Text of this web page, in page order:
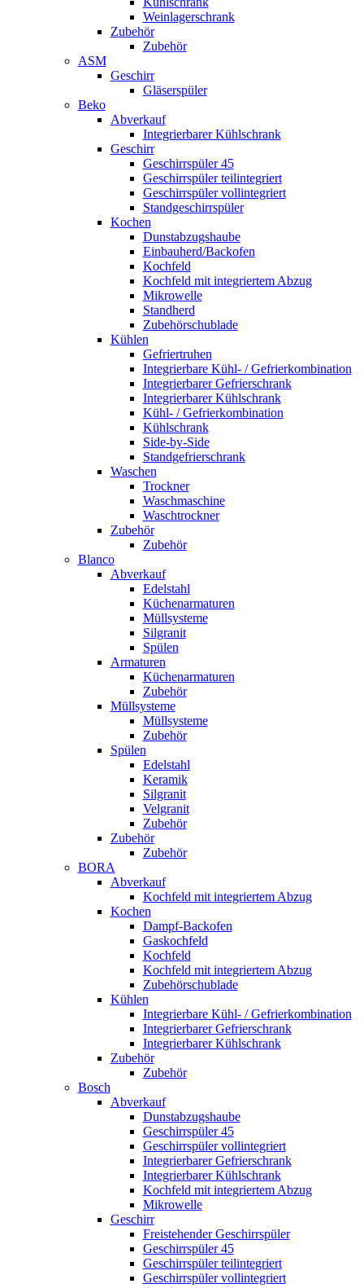
Weinlagerschrank
Zubehör
Zubehör
ASM
Geschirr
Gläserspüler
Beko
Abverkauf
Integrierbarer Kühlschrank
Geschirr
Geschirrspüler 45
Geschirrspüler teilintegriert
Geschirrspüler vollintegriert
Standgeschirrspüler
Kochen
Dunstabzugshaube
Einbauherd/Backofen
Kochfeld
Kochfeld mit integriertem Abzug
Mikrowelle
Standherd
Zubehörschublade
Kühlen
Gefriertruhen
Integrierbare Kühl- / Gefrierkombination
Integrierbarer Gefrierschrank
Integrierbarer Kühlschrank
Kühl- / Gefrierkombination
Kühlschrank
Side-by-Side
Standgefrierschrank
Waschen
Trockner
Waschmaschine
Waschtrockner
Zubehör
Zubehör
Blanco
Abverkauf
Edelstahl
Küchenarmaturen
Müllsysteme
Silgranit
Spülen
Armaturen
Küchenarmaturen
Zubehör
Müllsysteme
Müllsysteme
Zubehör
Spülen
Edelstahl
Keramik
Silgranit
Velgranit
Zubehör
Zubehör
Zubehör
BORA
Abverkauf
Kochfeld mit integriertem Abzug
Kochen
Dampf-Backofen
Gaskochfeld
Kochfeld
Kochfeld mit integriertem Abzug
Zubehörschublade
Kühlen
Integrierbare Kühl- / Gefrierkombination
Integrierbarer Gefrierschrank
Integrierbarer Kühlschrank
Zubehör
Zubehör
Bosch
Abverkauf
Dunstabzugshaube
Geschirrspüler 45
Geschirrspüler vollintegriert
Integrierbarer Gefrierschrank
Integrierbarer Kühlschrank
Kochfeld mit integriertem Abzug
Mikrowelle
Geschirr
Freistehender Geschirrspüler
Geschirrspüler 45
Geschirrspüler teilintegriert
Geschirrspüler vollintegriert